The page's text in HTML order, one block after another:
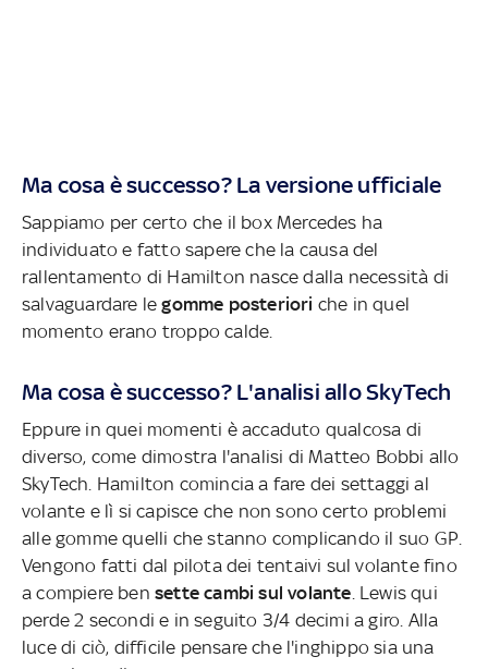
Ma cosa è successo? La versione ufficiale
Sappiamo per certo che il box Mercedes ha
individuato e fatto sapere che la causa del
rallentamento di Hamilton nasce dalla necessità di
salvaguardare legomme posteriori che in quel
momento erano troppo calde.
Ma cosa è successo? L'analisi allo SkyTech
Eppure in quei momenti è accaduto qualcosa di
diverso, come dimostra l'analisi di Matteo Bobbi allo
SkyTech. Hamilton comincia a fare dei settaggi al
volante e lì si capisce che non sono certo problemi
alle gomme quelli che stanno complicando il suo GP.
Vengono fatti dal pilota dei tentaivi sul volante fino
a compiere ben sette cambi sul volante . Lewis qui
perde 2 secondi e in seguito 3/4 decimi a giro. Alla
luce di ciò, difficile pensare che l'inghippo sia una